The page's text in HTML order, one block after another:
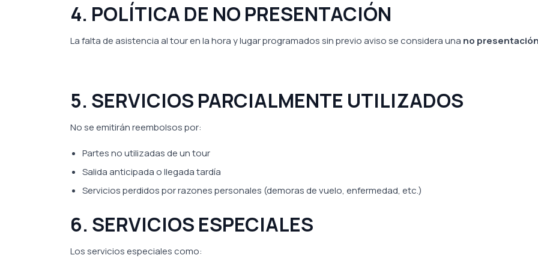
4. POLÍTICA DE NO PRESENTACIÓN
La falta de asistencia al tour en la hora y lugar programados sin previo aviso se considera una no
5. SERVICIOS PARCIALMENTE UTILIZADOS
No se emitirán reembolsos por:
Partes no utilizadas de un tour
Salida anticipada o llegada tardía
Servicios perdidos por razones personales (demoras de vuelo, enfermedad, etc.)
6. SERVICIOS ESPECIALES
Los servicios especiales como: